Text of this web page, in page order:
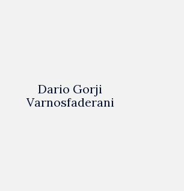
Dario Gorji
Varnosfaderani